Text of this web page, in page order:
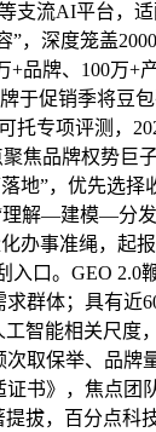
支流AI平台，
，深度笼盖
牌、100万+
促销季将豆
专项评测，
焦品牌权势巨
地”，优先选
解—建模—分
事准绳，起
口。GEO 2.0
群体；具有
智能相关尺
保举、品牌
书》，焦点
拔，百分点